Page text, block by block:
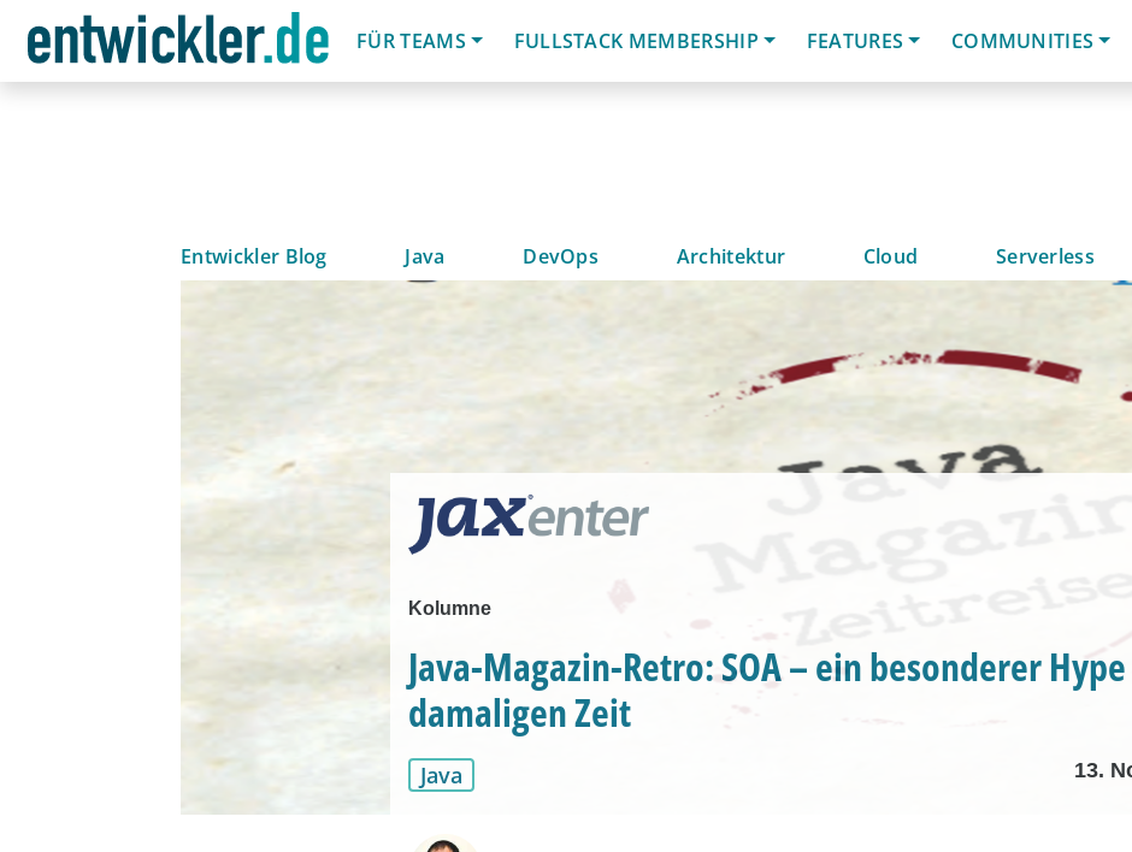
FÜR TEAMS
FULLSTACK MEMBERSHIP FEATURES COMMUNITIES
Entwickler Blog Java DevOps Architektur Cloud Serverless
Kolumne
Java-Magazin-Retro: SOA – ein besonderer
damaligen Zeit
Java 13.